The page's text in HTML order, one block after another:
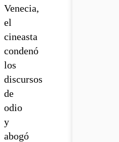
Venecia,
el
cineasta
condenó
los
discursos
de
odio
y
abogó